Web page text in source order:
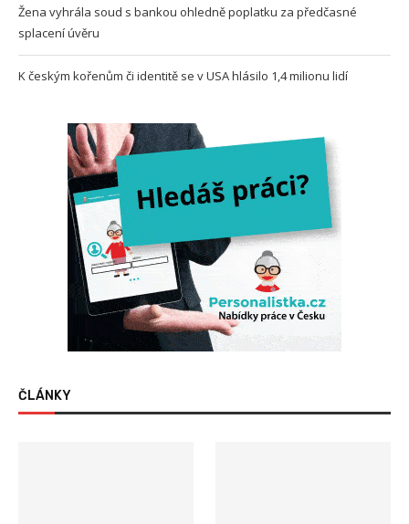
Žena vyhrála soud s bankou ohledně poplatku za předčasné
splacení úvěru
K českým kořenům či identitě se v USA hlásilo 1,4 milionu lidí
ČLÁNKY